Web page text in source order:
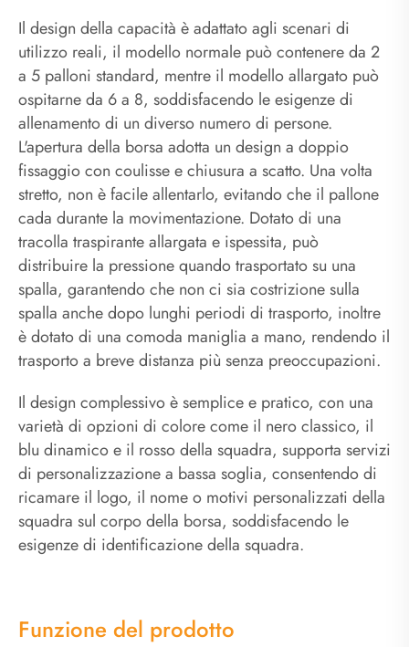
Il design della capacità è adattato agli scenari di
utilizzo reali, il modello normale può contenere da 2
a 5 palloni standard, mentre il modello allargato può
ospitarne da 6 a 8, soddisfacendo le esigenze di
allenamento di un diverso numero di persone.
L'apertura della borsa adotta un design a doppio
fissaggio con coulisse e chiusura a scatto. Una volta
stretto, non è facile allentarlo, evitando che il pallone
cada durante la movimentazione. Dotato di una
tracolla traspirante allargata e ispessita, può
distribuire la pressione quando trasportato su una
spalla, garantendo che non ci sia costrizione sulla
spalla anche dopo lunghi periodi di trasporto, inoltre
è dotato di una comoda maniglia a mano, rendendo il
trasporto a breve distanza più senza preoccupazioni.
Il design complessivo è semplice e pratico, con una
varietà di opzioni di colore come il nero classico, il
blu dinamico e il rosso della squadra, supporta servizi
di personalizzazione a bassa soglia, consentendo di
ricamare il logo, il nome o motivi personalizzati della
squadra sul corpo della borsa, soddisfacendo le
esigenze di identificazione della squadra.
Funzione del prodotto